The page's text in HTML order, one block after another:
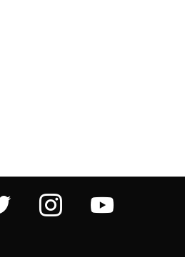
twitter instagram youtube